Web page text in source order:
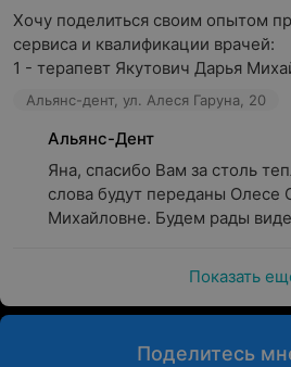
Хочу поделиться своим опытом
сервиса и квалификации врачей:
1 - терапевт Якутович Дарья
Альянс-дент, ул. Алеся Гаруна, 20
Альянс-Дент
Яна, спасибо Вам за столь
слова будут переданы Олесе
Михайловне. Будем рады
Показать
Поделитесь